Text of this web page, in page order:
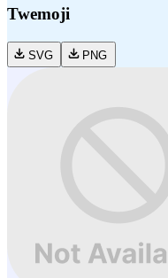
Twemoji
SVG PNG